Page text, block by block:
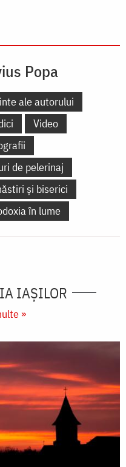
Popa
ale autorului
Video
de pelerinaj
și biserici
în lume
IAŞILOR
»